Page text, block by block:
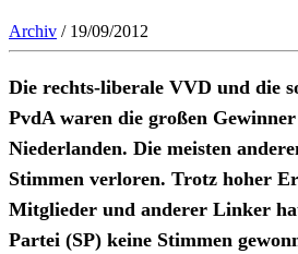
Archiv / 19/09/2012
Die rechts-liberale VVD und die
PvdA waren die großen
Niederlanden. Die meisten
Stimmen verloren. Trotz hoher
Mitglieder und anderer Linker
Partei (SP) keine Stimmen